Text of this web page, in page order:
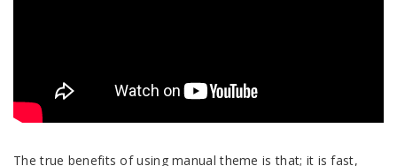
The true benefits of using manual theme is that; it is fast,